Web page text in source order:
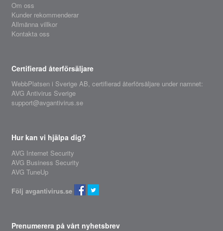
Om oss
Kunder rekommenderar
Allmänna villkor
Kontakta oss
Certifierad återförsäljare
WebbPlatsen i Sverige AB, certifierad återförsäljareunder namnet:
AVG Antivirus Sverige
support@avgantivirus.se
Hur kan vi hjälpa dig?
AVG Internet Security
AVG Business Security
AVG TuneUp
Följ avgantivirus.se
Prenumerera på vårt nyhetsbrev